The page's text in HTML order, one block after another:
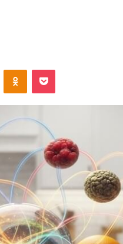
Odnoklassniki
Pocket